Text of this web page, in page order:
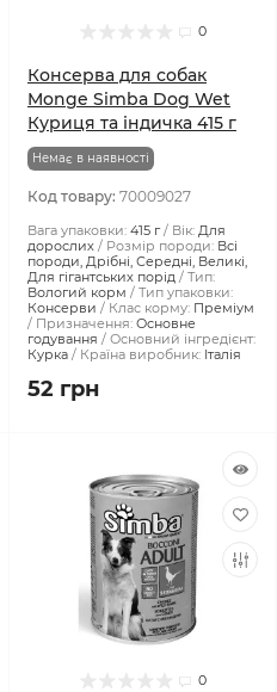
0
Консерва для собак
Monge Simba Dog Wet
Куриця та індичка 415 г
Немає в наявності
Код товару: 70009027
Вага упаковки: 415 г Вік: Для
дорослих
Розмір породи: Всі
породи, Дрібні, Середні, Великі,
Для гігантських порід
Тип:
Вологий корм
Тип упаковки:
Консерви
Клас корму: Преміум
Призначення: Основне
годування
Основний інгредієнт:
Курка
Країна виробник: Італія
52 грн
0